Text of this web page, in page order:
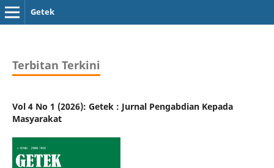
Getek
Terbitan Terkini
Vol 4 No 1 (2026): Getek : Jurnal Pengabdian Kepada
Masyarakat